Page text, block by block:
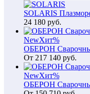
SOLARIS
24 180 руб.
NewХит%
ОБЕРОН
От 217 140 руб.
NewХит%
ОБЕРОН